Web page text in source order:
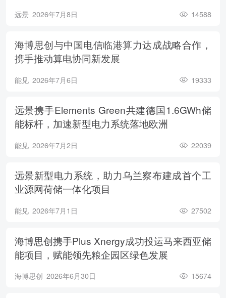
远景 2026年7月8日 14588
海博思创与中国电信临港算力达成战略合作，
携手推动算电协同新发展
能见 2026年7月6日 19333
远景携手Elements Green共建德国1.6GWh储
能标杆，加速新型电力系统落地欧洲
能见 2026年7月2日 22039
远景新型电力系统，助力乌兰察布建成首个工
业源网荷储一体化项目
能见 2026年7月1日 27502
海博思创携手Plus Xnergy成功投运马来西亚储
能项目，赋能领先粮企园区绿色发展
海博思创 2026年6月30日 15674